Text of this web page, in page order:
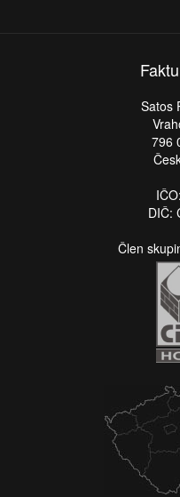
Satos
796
DIČ:
Člen